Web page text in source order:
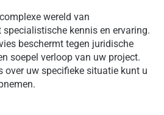
wereld van
kennis en ervaring.
beschermt tegen juridische
soepel verloop van uw project.
over uw specifieke situatie kunt u